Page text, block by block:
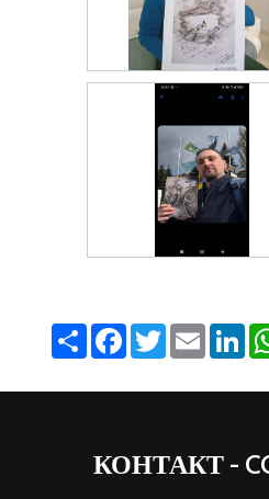
Share Facebook
TwitterEmail
КОНТАКТ -